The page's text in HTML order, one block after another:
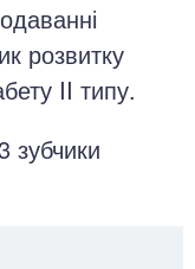
розвитку
II типу.
зубчики